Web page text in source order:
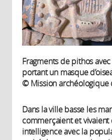
Fragments de pithos
portant un masque
© Mission archéologique
Dans la ville basse les
commerçaient et
intelligence avec la